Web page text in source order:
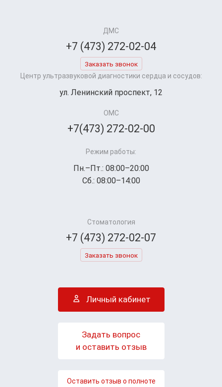
ДМС
+7 (473) 272-02-04
Заказать звонок
Центр ультразвуковой диагностики сердца и сосудов:
ул. Ленинский проспект, 12
ОМС
+7(473) 272-02-00
Режим работы:
Пн.–Пт.: 08:00–20:00
Сб.: 08:00–14:00
Стоматология
+7 (473) 272-02-07
Заказать звонок
Личный кабинет
Задать вопрос
и оставить отзыв
Оставить отзыв о полноте